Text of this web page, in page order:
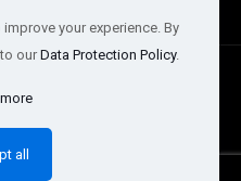
Reserved. Design by
your experience. By
our Data Protection Policy.
all